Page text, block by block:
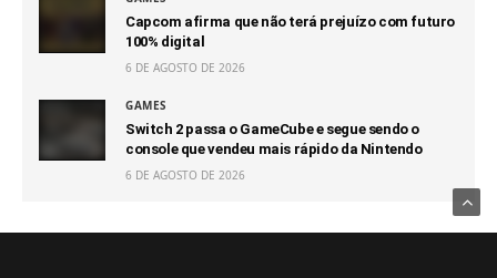
Capcom afirma que não terá prejuízo com futuro
100% digital
6 DE AGOSTO DE 2026
GAMES
Switch 2 passa o GameCube e segue sendo o
console que vendeu mais rápido da Nintendo
6 DE AGOSTO DE 2026